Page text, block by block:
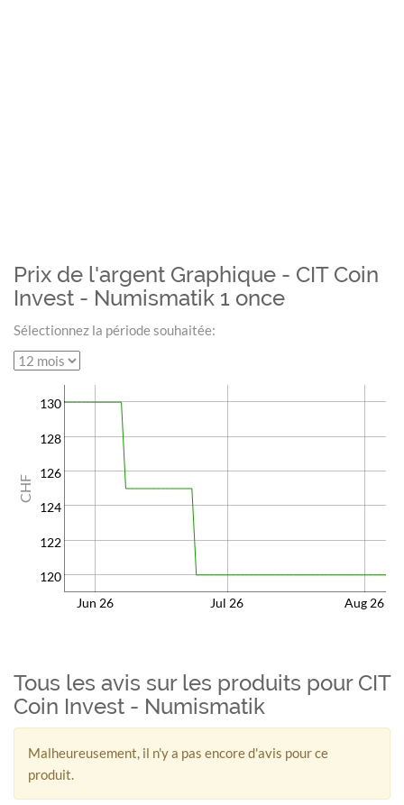
Prix de l'argent Graphique - CIT Coin
Invest - Numismatik 1 once
Sélectionnez la période souhaitée:
120
122
124
126
128
130
Jun 26 Jul 26 Aug 26
CHF
Tous les avis sur les produits pour CIT
Coin Invest - Numismatik
Malheureusement, il n'y a pas encore d'avis pour ce
produit.